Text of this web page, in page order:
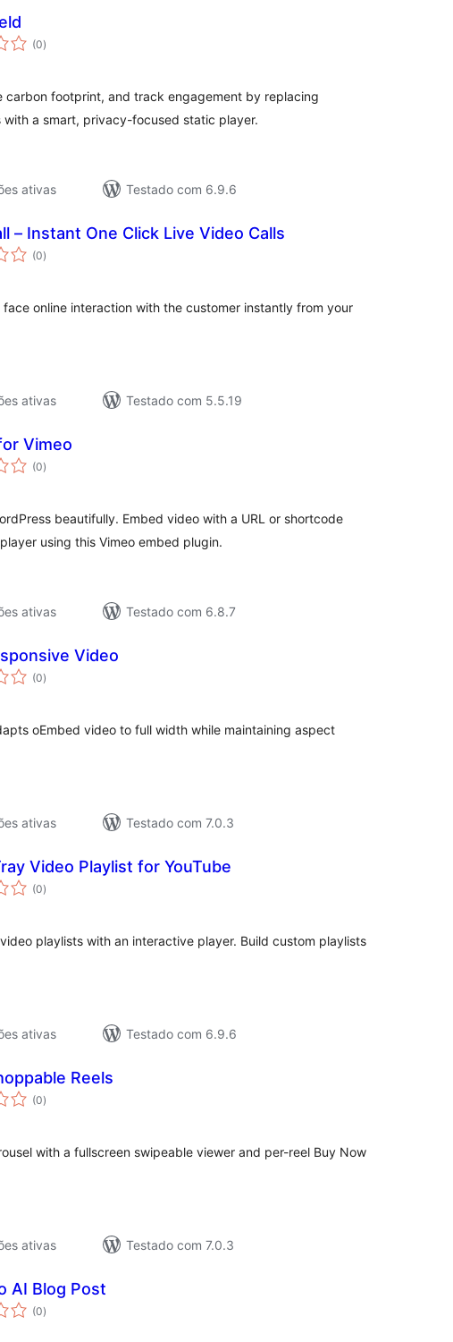
(0avaliações
totais
)
carbon footprint, and track engagement by replacing
with a smart, privacy-focused static player.
ativas
Testado com 6.9.6
– Instant One Click Live Video Calls
(0avaliações
totais
)
online interaction with the customer instantly from your
ativas
Testado com 5.5.19
Vimeo
(0avaliações
totais
)
beautifully. Embed video with a URL or shortcode
using this Vimeo embed plugin.
ativas
Testado com 6.8.7
Video
(0avaliações
totais
)
oEmbed video to full width while maintaining aspect
ativas
Testado com 7.0.3
Video Playlist for YouTube
(0avaliações
totais
)
playlists with an interactive player. Build custom playlists
ativas
Testado com 6.9.6
Reels
(0avaliações
totais
)
with a fullscreen swipeable viewer and per-reel Buy Now
ativas
Testado com 7.0.3
AI Blog Post
(0avaliações
totais
)